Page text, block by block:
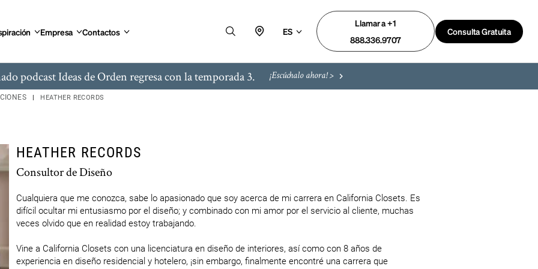
Empresa Contactos ES
Llamar a +1
888.336.9707
Consulta Gratuita
podcast Ideas de Orden regresa con la temporada 3. ¡Escúchalo ahora! >
HEATHER RECORDS
HEATHER RECORDS
Consultor de Diseño
Cualquiera que me conozca, sabe lo apasionado que soy acerca de mi carrera en California Closets. Es
difícil ocultar mi entusiasmo por el diseño; y combinado con mi amor por el servicio al cliente, muchas
veces olvido que en realidad estoy trabajando.
Vine a California Closets con una licenciatura en diseño de interiores, así como con 8 años de
experiencia en diseño residencial y hotelero, ¡sin embargo, finalmente encontré una carrera que